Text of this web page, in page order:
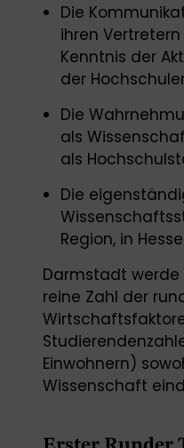
Die
ihren
Kenntnis der
der
Die
als
als
Die
Region, in
Darmstadt werde
reine Zahl der
Einwohnern)
Wissenschaft